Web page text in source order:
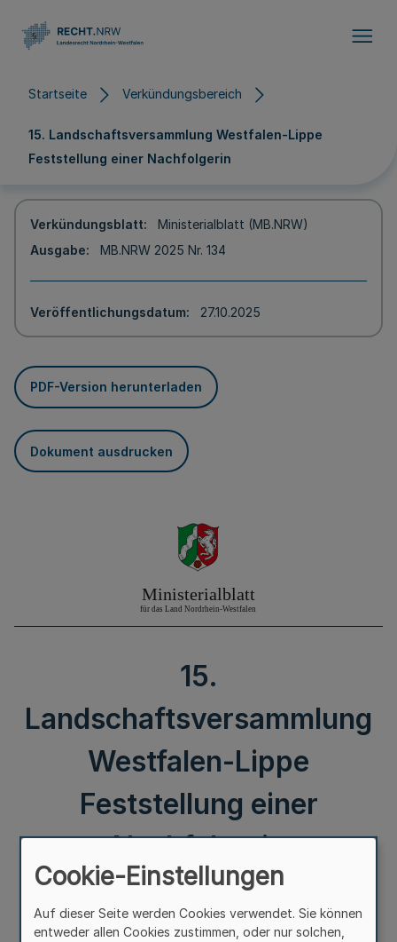
Startseite Verkündungsbereich
15. Landschaftsversammlung Westfalen-Lippe
Feststellung einer Nachfolgerin
Verkündungsblatt
Ministerialblatt (MB.NRW)
Ausgabe
MB.NRW 2025 Nr. 134
Veröffentlichungsdatum 27.10.2025
PDF-Version herunterladen
Dokument ausdrucken
15.
Landschaftsversammlung
Westfalen-Lippe
Feststellung einer
Nachfolgerin
Bekanntmachung
des Landschaftsverbandes Westfalen-Lippe
Cookie-Einstellungen
Auf dieser Seite werden Cookies verwendet. Sie können
entweder allen Cookies zustimmen, oder nur solchen,